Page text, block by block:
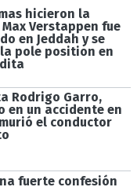
hicieron la
Verstappen fue
en Jeddah y se
pole position en
Rodrigo Garro,
en un accidente en
el conductor
fuerte confesión